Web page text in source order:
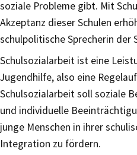
soziale Probleme gibt. Mit
Akzeptanz dieser Schulen
schulpolitische Sprecherin der
Schulsozialarbeit ist eine
Jugendhilfe, also eine
Schulsozialarbeit soll soziale
und individuelle
junge Menschen in ihrer
Integration zu fördern.